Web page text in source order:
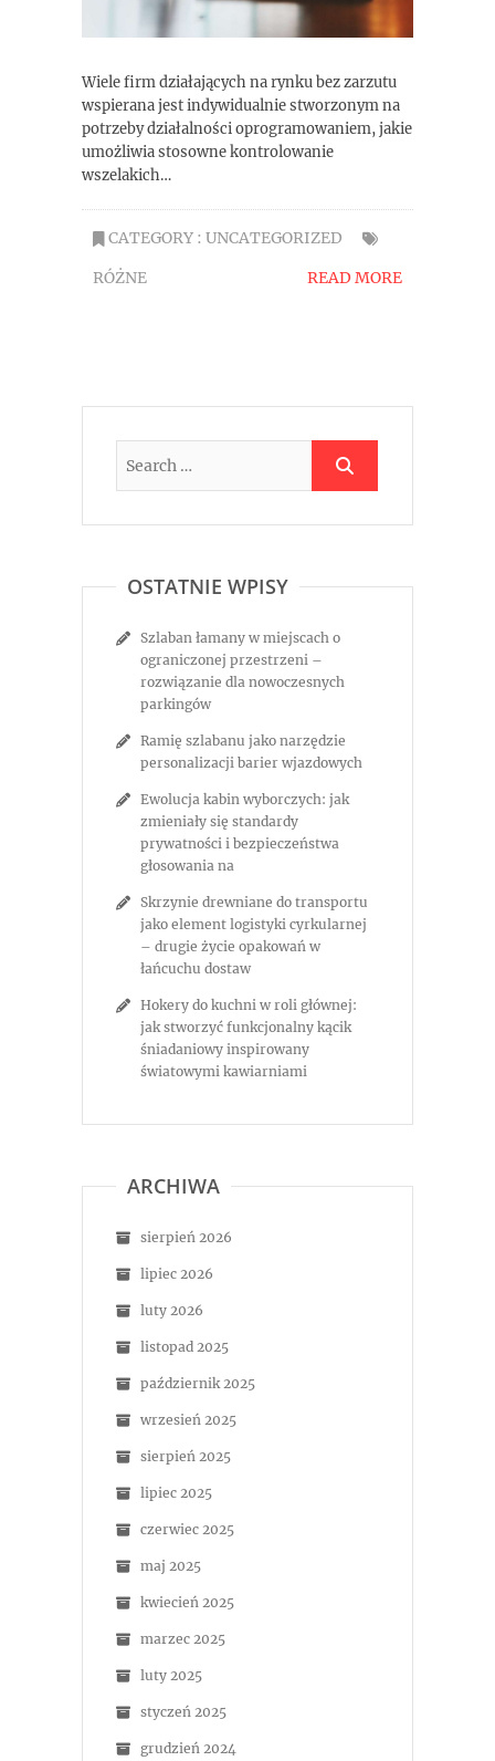
Wiele firm działających na rynku bez zarzutu
wspierana jest indywidualnie stworzonym na
potrzeby działalności oprogramowaniem, jakie
umożliwia stosowne kontrolowanie
wszelakich…
CATEGORY : UNCATEGORIZED
RÓŻNE
READ MORE
OSTATNIE WPISY
Szlaban łamany w miejscach o
ograniczonej przestrzeni –
rozwiązanie dla nowoczesnych
parkingów
Ramię szlabanu jako narzędzie
personalizacji barier wjazdowych
Ewolucja kabin wyborczych: jak
zmieniały się standardy
prywatności i bezpieczeństwa
głosowania na
Skrzynie drewniane do transportu
jako element logistyki cyrkularnej
– drugie życie opakowań w
łańcuchu dostaw
Hokery do kuchni w roli głównej:
jak stworzyć funkcjonalny kącik
śniadaniowy inspirowany
światowymi kawiarniami
ARCHIWA
sierpień 2026
lipiec 2026
luty 2026
listopad 2025
październik 2025
wrzesień 2025
sierpień 2025
lipiec 2025
czerwiec 2025
maj 2025
kwiecień 2025
marzec 2025
luty 2025
styczeń 2025
grudzień 2024